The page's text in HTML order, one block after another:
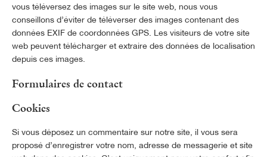
vous téléversez des images sur le site web, nous vous
conseillons d’éviter de téléverser des images contenant des
données EXIF de coordonnées GPS. Les visiteurs de votre site
web peuvent télécharger et extraire des données de localisation
depuis ces images.
Formulaires de contact
Cookies
Si vous déposez un commentaire sur notre site, il vous sera
proposé d’enregistrer votre nom, adresse de messagerie et site